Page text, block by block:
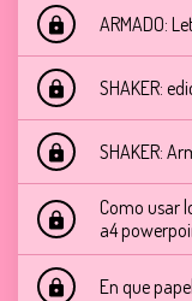
lock ARMADO:
lock SHAKER:
lock SHAKER:
lock
Como usar
a4
lock En que